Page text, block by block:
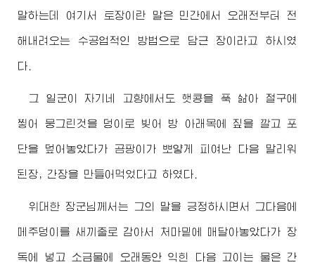
말하는데 여기서 토장이란 말은 민간에서 오래전부터 전
해내려오는 수공업적인 방법으로 담근 장이라고 하시였
다.
그 일군이 자기네 고향에서도 햇콩을 푹 삶아 절구에
찧어 뭉그린것을 덩이로 빚어 방 아래목에 짚을 깔고 포
단을 덮어놓았다가 곰팡이가 뽀얗게 피여난 다음 말리워
된장, 간장을 만들어먹었다고 하였다.
위대한 장군님 께서는 그의 말을 긍정하시면서 그다음에
메주덩이를 새끼줄로 감아서 처마밑에 매달아놓았다가 장
독에 넣고 소금물에 오래동안 익힌 다음 고이는 물은 간